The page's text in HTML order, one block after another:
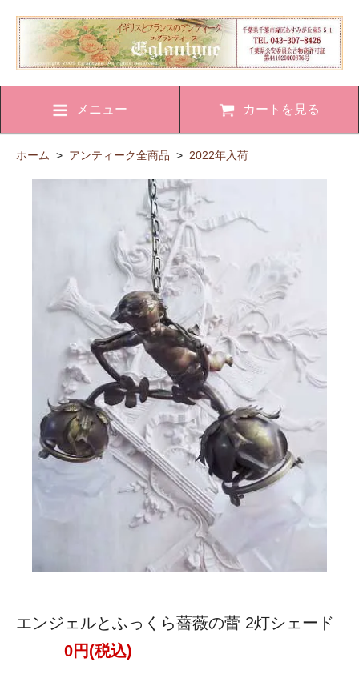
メニュー カートを見る
ホーム > アンティーク全商品 > 2022年入荷
エンジェルとふっくら薔薇の蕾 2灯シェード
0円(税込)